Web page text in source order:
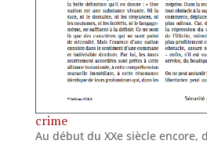
crime
Au début du XXe siècle encore,